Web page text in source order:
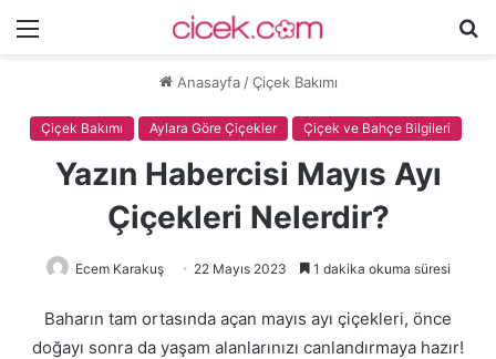
Menü
Anasayfa / Çiçek Bakımı
Çiçek Bakımı Aylara Göre Çiçekler Çiçek ve Bahçe Bilgileri
Yazın Habercisi Mayıs Ayı
Çiçekleri Nelerdir?
Ecem Karakuş 22 Mayıs 2023 1 dakika okuma süresi
Baharın tam ortasında açan mayıs ayı çiçekleri, önce
doğayı sonra da yaşam alanlarınızı canlandırmaya hazır!